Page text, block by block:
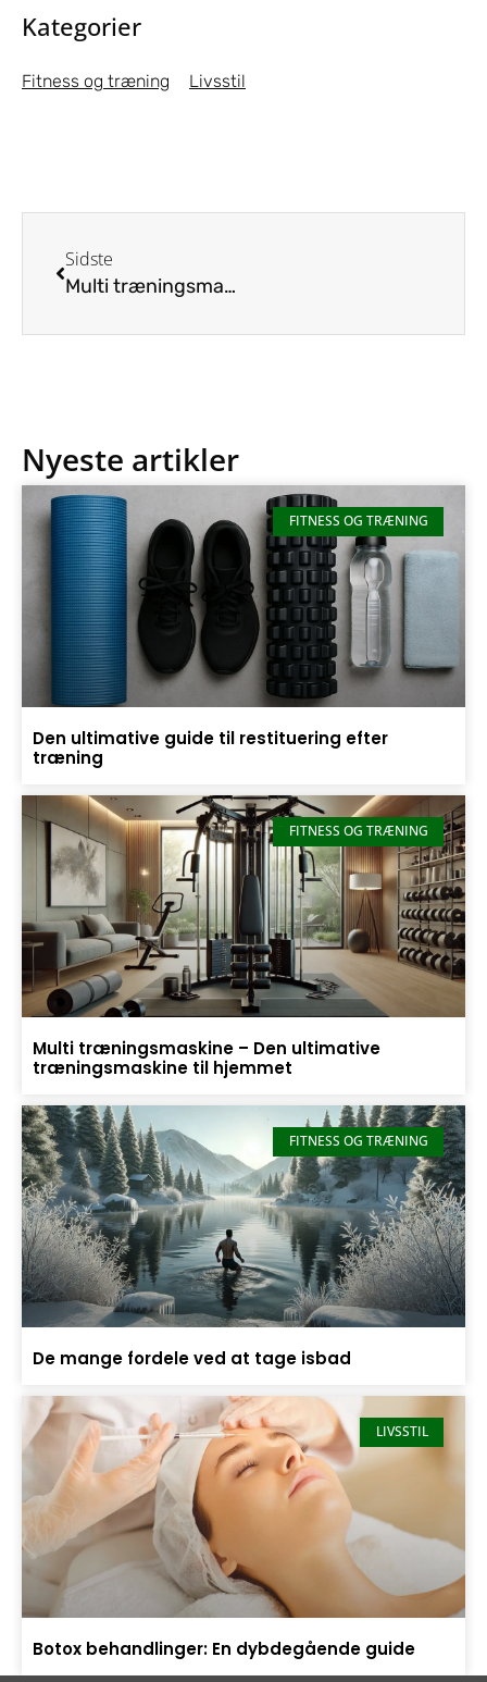
Kategorier
Fitness og træning Livsstil
Sidste
Multi træningsmaskine – Den ultimative træningsmaskine til hjemmet
Nyeste artikler
FITNESS OG TRÆNING
Den ultimative guide til restituering efter
træning
FITNESS OG TRÆNING
Multi træningsmaskine – Den ultimative
træningsmaskine til hjemmet
FITNESS OG TRÆNING
De mange fordele ved at tage isbad
LIVSSTIL
Botox behandlinger: En dybdegående guide